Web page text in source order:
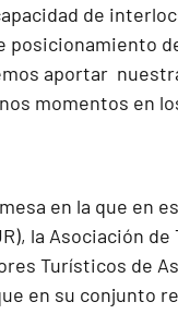
de
posicionamiento
aportar
momentos en
mesa en la que
la Asociación
Turísticos de
en su conjunto